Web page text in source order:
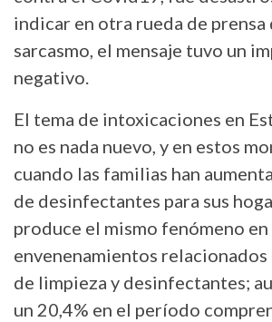
indicar en otra rueda de prensa
sarcasmo, el mensaje tuvo un
negativo.
El tema de intoxicaciones en
no es nada nuevo, y en estos
cuando las familias han
de desinfectantes para sus
produce el mismo fenómeno
envenenamientos
de limpieza y desinfectantes;
un 20,4% en el período